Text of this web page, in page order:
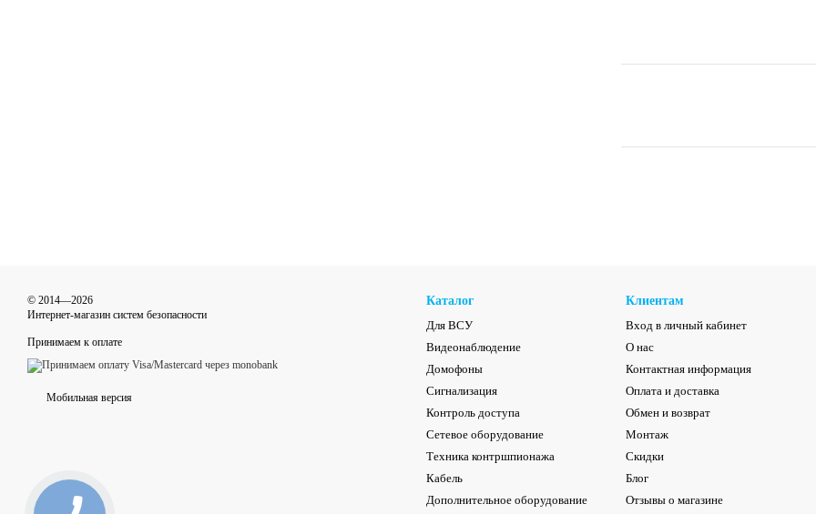
© 2014—2026
Интернет-магазин систем безопасности
Принимаем к оплате
Мобильная версия
Каталог
Для ВСУ
Видеонаблюдение
Домофоны
Сигнализация
Контроль доступа
Сетевое оборудование
Техника контршпионажа
Кабель
Дополнительное оборудование
Клиентам
Вход в личный кабинет
О нас
Контактная информация
Оплата и доставка
Обмен и возврат
Монтаж
Скидки
Блог
Отзывы о магазине